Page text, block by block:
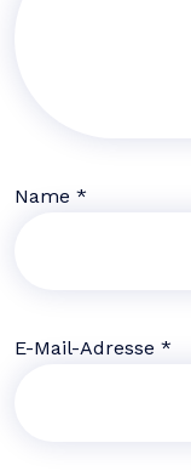
Name *
E-Mail-Adresse *